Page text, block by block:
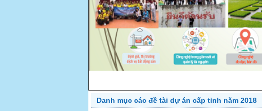
Danh mục các đề tài dự án cấp tỉnh năm 2018